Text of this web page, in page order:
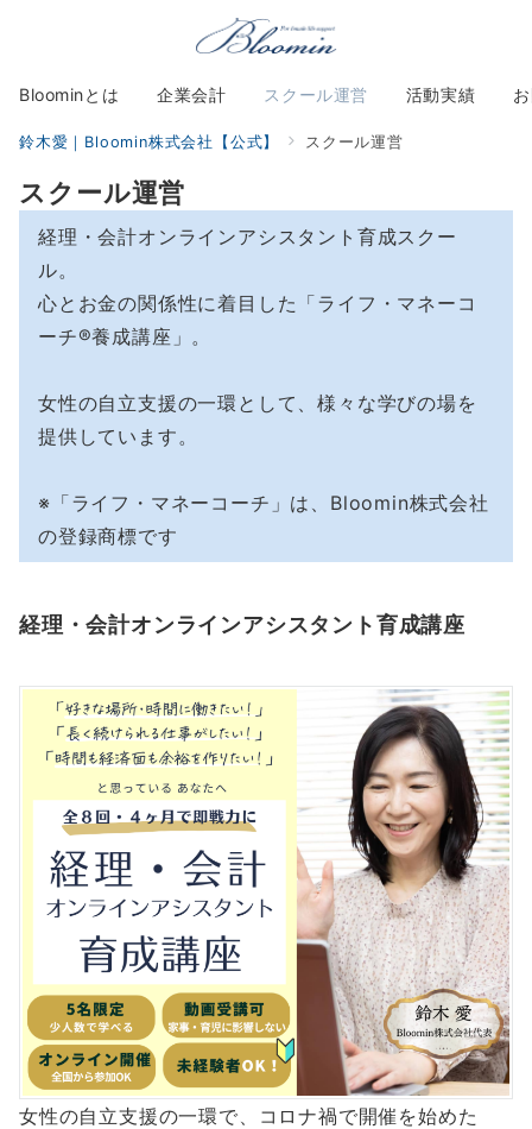
Bloominとは 企業会計 スクール運営 活動実績
鈴木愛｜Bloomin株式会社【公式】 スクール運営
スクール運営
経理・会計オンラインアシスタント育成スクー
ル。
心とお金の関係性に着目した「ライフ・マネーコ
ーチ®︎養成講座」。
女性の自立支援の一環として、様々な学びの場を
提供しています。
※「ライフ・マネーコーチ」は、Bloomin株式会社
の登録商標です
経理・会計オンラインアシスタント育成講座
女性の自立支援の一環で、コロナ禍で開催を始めた